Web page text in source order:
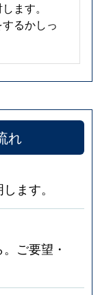
ます。
るかしっ
れ
ます。
ご要望・